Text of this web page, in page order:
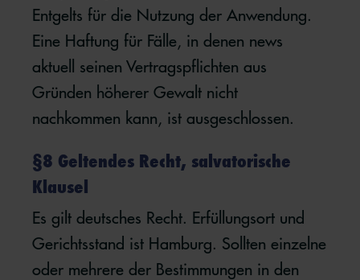
Entgelts für die Nutzung der Anwendung.
Eine Haftung für Fälle, in denen news
aktuell seinen Vertragspflichten aus
Gründen höherer Gewalt nicht
nachkommen kann, ist ausgeschlossen.
§8 Geltendes Recht, salvatorische
Klausel
Es gilt deutsches Recht. Erfüllungsort und
Gerichtsstand ist Hamburg. Sollten einzelne
oder mehrere der Bestimmungen in den